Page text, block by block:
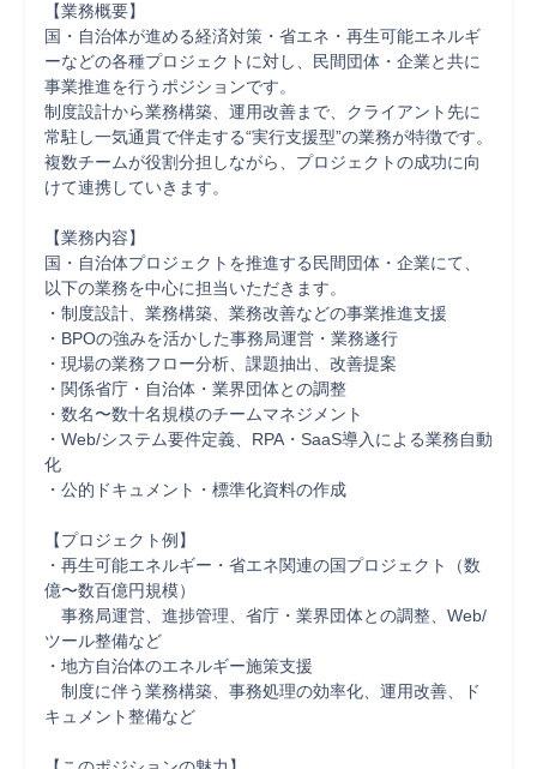
【業務概要】
国・自治体が進める経済対策・省エネ・再生可能エネルギ
ーなどの各種プロジェクトに対し、民間団体・企業と共に
事業推進を行うポジションです。
制度設計から業務構築、運用改善まで、クライアント先に
常駐し一気通貫で伴走する“実行支援型”の業務が特徴です。
複数チームが役割分担しながら、プロジェクトの成功に向
けて連携していきます。
【業務内容】
国・自治体プロジェクトを推進する民間団体・企業にて、
以下の業務を中心に担当いただきます。
・制度設計、業務構築、業務改善などの事業推進支援
・BPOの強みを活かした事務局運営・業務遂行
・現場の業務フロー分析、課題抽出、改善提案
・関係省庁・自治体・業界団体との調整
・数名〜数十名規模のチームマネジメント
・Web/システム要件定義、RPA・SaaS導入による業務自動
化
・公的ドキュメント・標準化資料の作成
【プロジェクト例】
・再生可能エネルギー・省エネ関連の国プロジェクト（数
億〜数百億円規模）
事務局運営、進捗管理、省庁・業界団体との調整、Web/
ツール整備など
・地方自治体のエネルギー施策支援
制度に伴う業務構築、事務処理の効率化、運用改善、ド
キュメント整備など